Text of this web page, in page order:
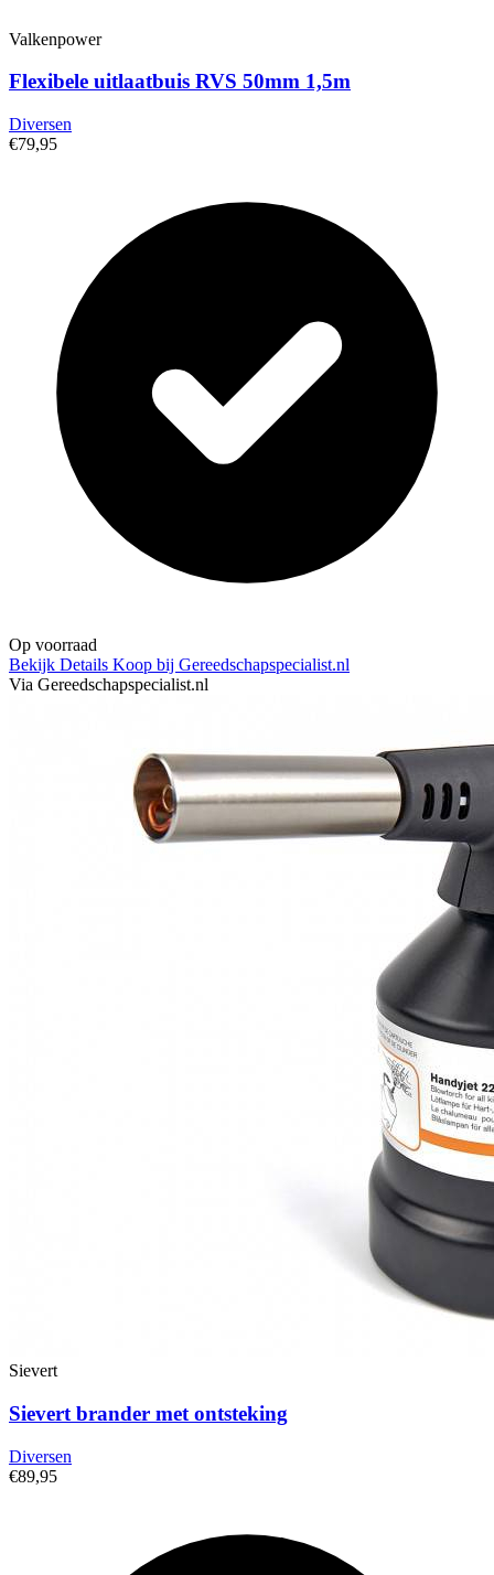
Valkenpower
Flexibele uitlaatbuis RVS 50mm 1,5m
Diversen
€79,95
Op voorraad
Bekijk Details Koop bij Gereedschapspecialist.nl
Via Gereedschapspecialist.nl
Sievert
Sievert brander met ontsteking
Diversen
€89,95